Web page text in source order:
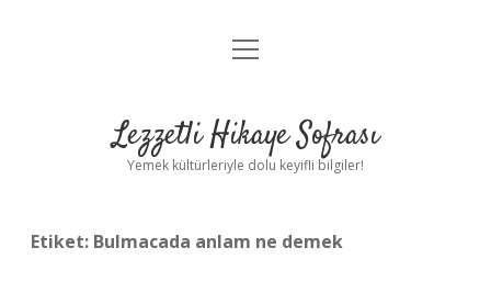
Anasayfa
Yasal Uyarı
menüyü
Lezzetli Hikaye Sofrası
Yemek kültürleriyle dolu keyifli bilgiler!
Etiket: Bulmacada anlam ne demek